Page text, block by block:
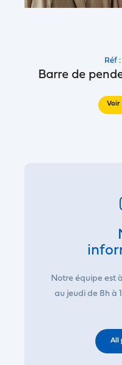
Réf
Barre de
Voir
Notre équipe est
au jeudi de 8h à
All